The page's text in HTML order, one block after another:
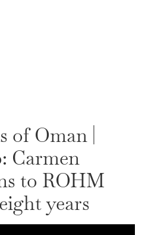
of Oman |
Carmen
to ROHM
years